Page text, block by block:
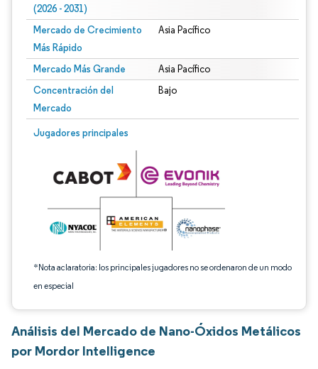
(2026 - 2031)
Mercado de Crecimiento
Más Rápido
Asia Pacífico
Mercado Más Grande Asia Pacífico
Concentración del
Mercado
Bajo
Jugadores principales
*Nota aclaratoria: los principales jugadores no se ordenaron de un modo
en especial
Imagen © Mordor Intelligence. El uso requiere atribución según CC BY 4.0.
Análisis del Mercado de Nano-Óxidos Metálicos
por Mordor Intelligence